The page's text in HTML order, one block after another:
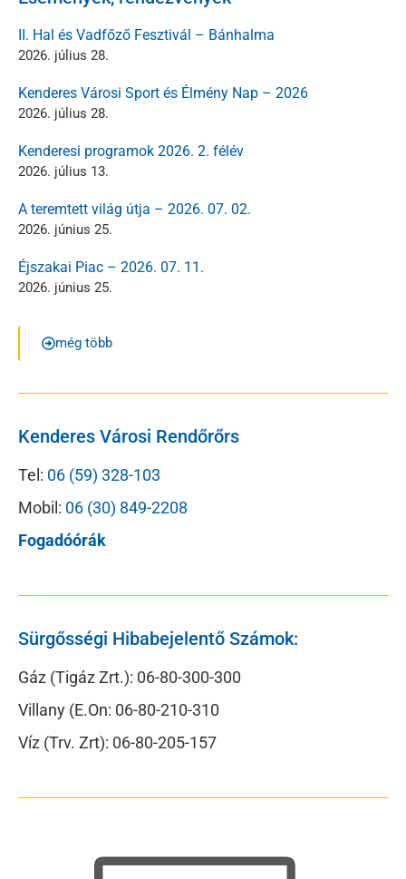
II. Hal és Vadfőző Fesztivál – Bánhalma
2026. július 28.
Kenderes Városi Sport és Élmény Nap – 2026
2026. július 28.
Kenderesi programok 2026. 2. félév
2026. július 13.
A teremtett világ útja – 2026. 07. 02.
2026. június 25.
Éjszakai Piac – 2026. 07. 11.
2026. június 25.
még több
Kenderes Városi Rendőrőrs
Tel: 06 (59) 328-103
Mobil: 06 (30) 849-2208
Fogadóórák
Sürgősségi Hibabejelentő Számok:
Gáz (Tigáz Zrt.): 06-80-300-300
Villany (E.On: 06-80-210-310
Víz (Trv. Zrt): 06-80-205-157